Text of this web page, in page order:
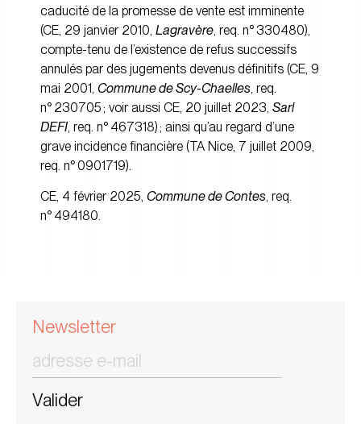
caducité de la promesse de vente est imminente
(CE, 29 janvier 2010, Lagravère , req. n° 330480),
compte-tenu de l’existence de refus successifs
annulés par des jugements devenus définitifs (CE, 9
mai 2001, Commune de Scy-Chaelles , req.
n° 230705 ; voir aussi CE, 20 juillet 2023, Sarl
DEFI , req. n° 467318) ; ainsi qu’au regard d’une
grave incidence financière (TA Nice, 7 juillet 2009,
req. n° 0901719).
CE, 4 février 2025, Commune de Contes, req.
n° 494180.
Newsletter
Valider